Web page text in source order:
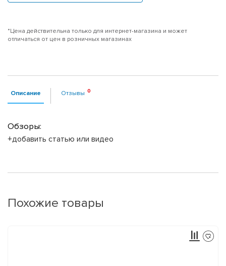
*Цена действительна только для интернет-магазина и может
отличаться от цен в розничных магазинах
Описание Отзывы
Обзоры:
+добавить статью или видео
Похожие товары